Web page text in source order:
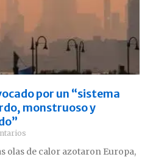
por un “sistema
monstruoso y
olas de calor azotaron Europa,